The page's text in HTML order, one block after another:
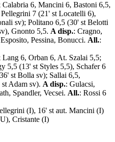
Calabria 6, Mancini 6, Bastoni 6,5,
7 (21' st Locatelli 6),
sv); Politano 6,5 (30' st Belotti
Gnonto 5,5. A disp.: Cragno,
Pessina, Bonucci. All.:
Lang 6, Orban 6, At. Szalai 5,5;
5,5 (13' st Styles 5,5), Schafer 6
st Bolla sv); Sallai 6,5,
Adam sv). A disp.: Gulacsi,
Spandler, Vecsei. All.: Rossi 6
(I), 16' st aut. Mancini (I)
Cristante (I)